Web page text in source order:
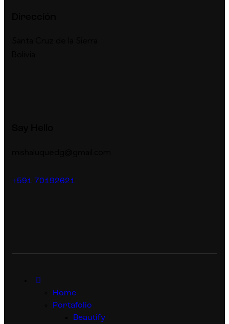
+591 70192621
Home
Portafolio
Beautify